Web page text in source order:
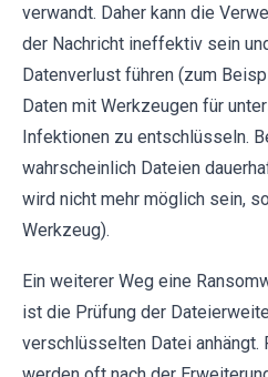
verwandt. Daher kann die
der Nachricht ineffektiv sein
Datenverlust führen (zum
Daten mit Werkzeugen für
Infektionen zu entschlüsseln.
wahrscheinlich Dateien
wird nicht mehr möglich sein,
Werkzeug).
Ein weiterer Weg eine
ist die Prüfung der
verschlüsselten Datei